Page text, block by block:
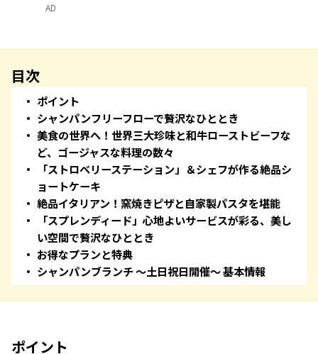
AD
目次
ポイント
シャンパンフリーフローで贅沢なひととき
美食の世界へ！世界三大珍味と和牛ローストビーフな
ど、ゴージャスな料理の数々
「ストロベリーステーション」＆シェフが作る絶品シ
ョートケーキ
絶品イタリアン！窯焼きピザと自家製パスタを堪能
「スプレンディード」心地よいサービスが彩る、美し
い空間で贅沢なひととき
お得なプランと特典
シャンパンブランチ ～土日祝日開催～ 基本情報
ポイント